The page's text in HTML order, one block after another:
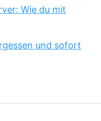
Wie du mit
und sofort